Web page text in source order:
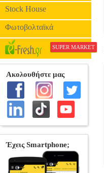
Stock House
Φωτοβολταϊκά
SUPER MARKET